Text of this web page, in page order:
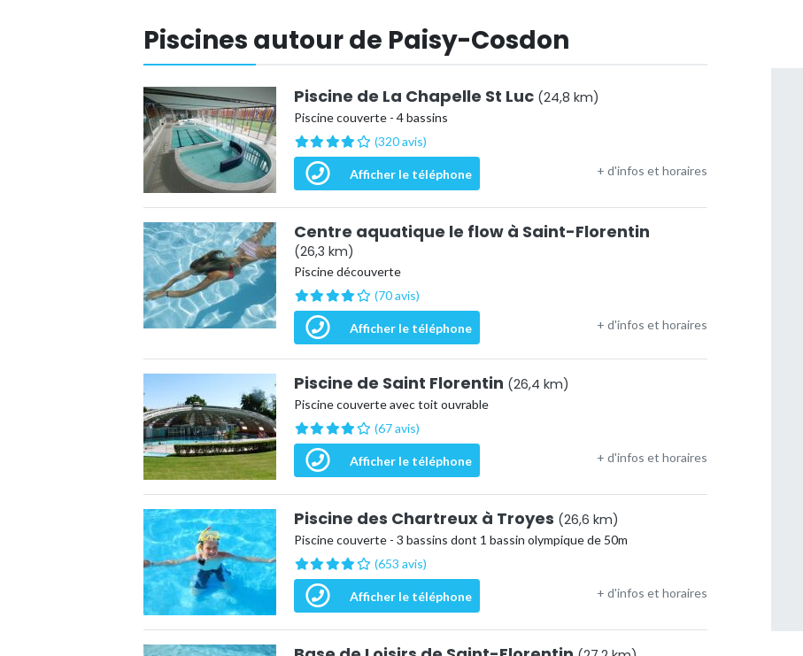
Piscines autour de Paisy-Cosdon
Piscine de La Chapelle St Luc (24,8 km)
Piscine couverte - 4 bassins
(320 avis)
Afficher le téléphone + d'infos et horaires
Centre aquatique le flow à Saint-Florentin
(26,3 km)
Piscine découverte
(70 avis)
Afficher le téléphone + d'infos et horaires
Piscine de Saint Florentin (26,4 km)
Piscine couverte avec toit ouvrable
(67 avis)
Afficher le téléphone + d'infos et horaires
Piscine des Chartreux à Troyes (26,6 km)
Piscine couverte - 3 bassins dont 1 bassin olympique de 50m
(653 avis)
Afficher le téléphone + d'infos et horaires